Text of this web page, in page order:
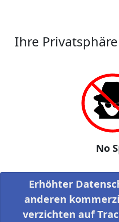
Ihre
No
Erhöhter
anderen
verzichten auf